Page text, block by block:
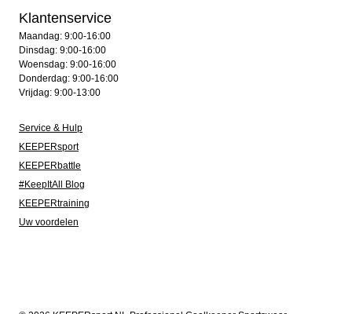
Klantenservice
Maandag: 9:00-16:00
Dinsdag: 9:00-16:00
Woensdag: 9:00-16:00
Donderdag: 9:00-16:00
Vrijdag: 9:00-13:00
Service & Hulp
KEEPERsport
KEEPERbattle
#KeepItAll Blog
KEEPERtraining
Uw voordelen